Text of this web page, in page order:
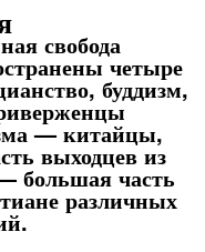
свобода
четыре
буддизм,
— китайцы,
выходцев из
большая часть
различных